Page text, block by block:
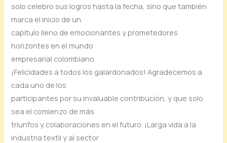
solo celebro sus logros hasta la fecha, sino que también
marca el inicio de un
capítulo lleno de emocionantes y prometedores
horizontes en el mundo
empresarial colombiano.
¡Felicidades a todos los galardonados! Agradecemos a
cada uno de los
participantes por su invaluable contribución, y que solo
sea el comienzo de más
triunfos y colaboraciones en el futuro. ¡Larga vida a la
industria textil y al sector